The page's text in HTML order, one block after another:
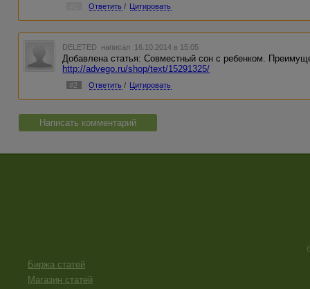
Ответить / Цитировать
DELETED написал 16.10.2014 в 15:05
Добавлена статья: Совместный сон с ребенком.
http://advego.ru/shop/text/15291325/
#2 Ответить / Цитировать
Написать комментарий
Биржа статей
Магазин статей